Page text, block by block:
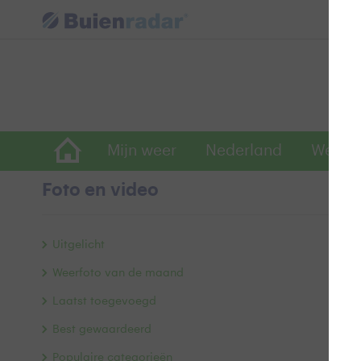
Mijn weer Nederland
Foto en video
Uitgelicht
Weerfoto van de maand
Laatst toegevoegd
Best gewaardeerd
Populaire categorieën